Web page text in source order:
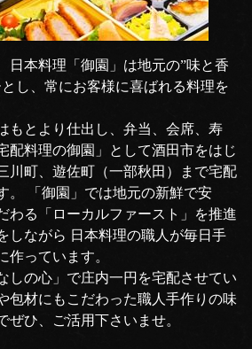
日本料理「御園」は地元の”味と香
し、常にお客様に喜ばれる料理を
もとより仕出し、弁当、会席、寿
配料理の御園」として酒田市をはじ
川町、遊佐町（一部秋田）まで宅配
。 「御園」では地元の新鮮で安
わる「ローカルファースト」を推進
しながら 日本料理の職人が毎日手
作っています。
しの心」で庄内一円を宅配させてい
包材にもこだわった職人手作りの味
ぜひ、ご活用下さいませ。